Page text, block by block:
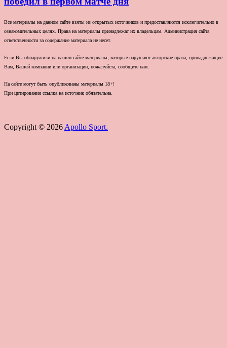
Все материалы на данном сайте взяты из открытых источников и предоставляются исключительно в
ознакомительных целях. Права на материалы принадлежат их владельцам. Администрация сайта
ответственности за содержание материала не несет.
Если Вы обнаружили на нашем сайте материалы, которые нарушают авторские права, принадлежащие
Вам, Вашей компании или организации, пожалуйста, сообщите нам.
На сайте могут быть опубликованы материалы 18+!
При цитировании ссылка на источник обязательна.
Copyright © 2026 Apollo Sport.